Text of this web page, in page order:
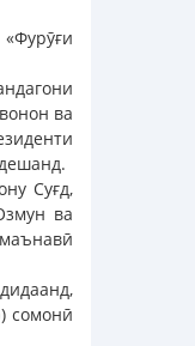
ва
Суғд,
ва
сомонӣ